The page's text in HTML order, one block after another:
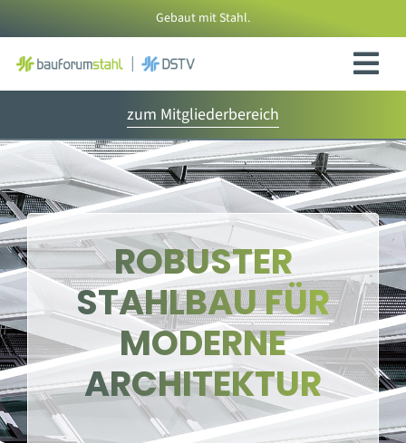
Inhalt
springen
Gebaut mit Stahl.
zum Mitgliederbereich
ROBUSTER
STAHLBAU FÜR
MODERNE
ARCHITEKTUR